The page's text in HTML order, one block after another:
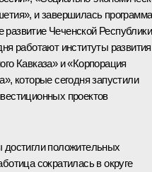
и завершилась программа
Чеченской
работают институты
Кавказа» и «Корпорация
которые сегодня запустили
проектов
положительных
сократилась в округе